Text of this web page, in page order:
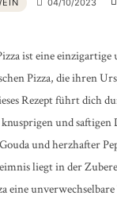
04/10/2023
ist eine einzigartige
Pizza, die ihren
Rezept führt dich
und saftigen
und herzhafter
liegt in der
eine